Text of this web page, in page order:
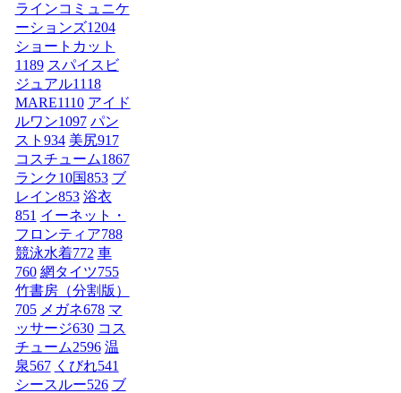
ラインコミュニケ
ーションズ1204
ショートカット
1189 スパイスビ
ジュアル1118
MARE1110 アイド
ルワン1097 パン
スト 934 美尻917
コスチューム1867
ランク10国853 ブ
レイン853 浴衣
851 イーネット・
フロンティア788
競泳水着772 車
760 網タイツ755
竹書房（分割版）
705 メガネ678 マ
ッサージ630 コス
チューム2596 温
泉567 くびれ541
シースルー526 ブ